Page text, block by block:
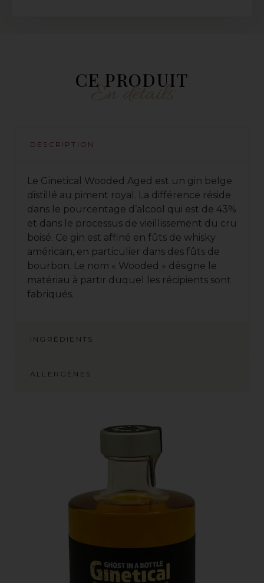
CE PRODUIT
En détails
DESCRIPTION
Le Ginetical Wooded Aged est un gin belge
distillé au piment royal. La différence réside
dans le pourcentage d’alcool qui est de 43%
et dans le processus de vieillissement du cru
boisé. Ce gin est affiné en fûts de whisky
américain, en particulier dans des fûts de
bourbon. Le nom « Wooded » désigne le
matériau à partir duquel les récipients sont
fabriqués.
INGRÉDIENTS
ALLERGÈNES